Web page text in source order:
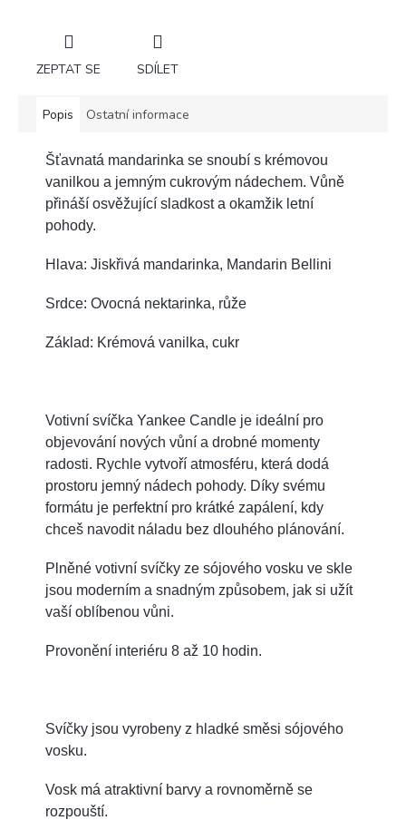
ZEPTAT SE SDÍLET
Popis Ostatní informace
Šťavnatá mandarinka se snoubí s krémovou
vanilkou a jemným cukrovým nádechem. Vůně
přináší osvěžující sladkost a okamžik letní
pohody.
Hlava: Jiskřivá mandarinka, Mandarin Bellini
Srdce: Ovocná nektarinka, růže
Základ: Krémová vanilka, cukr
Votivní svíčka Yankee Candle je ideální pro
objevování nových vůní a drobné momenty
radosti. Rychle vytvoří atmosféru, která dodá
prostoru jemný nádech pohody. Díky svému
formátu je perfektní pro krátké zapálení, kdy
chceš navodit náladu bez dlouhého plánování.
Plněné votivní svíčky ze sójového vosku ve skle
jsou moderním a snadným způsobem, jak si užít
vaší oblíbenou vůni.
Provonění interiéru 8 až 10 hodin.
Svíčky jsou vyrobeny z hladké směsi sójového
vosku.
Vosk má atraktivní barvy a rovnoměrně se
rozpouští.